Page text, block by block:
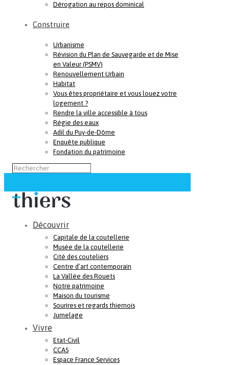
Dérogation au repos dominical
Construire
Urbanisme
Révision du Plan de Sauvegarde et de Mise
en Valeur (PSMV)
Renouvellement Urbain
Habitat
Vous êtes propriétaire et vous louez votre
logement ?
Rendre la ville accessible à tous
Régie des eaux
Adil du Puy-de-Dôme
Enquête publique
Fondation du patrimoine
Découvrir
Capitale de la coutellerie
Musée de la coutellerie
Cité des couteliers
Centre d’art contemporain
La Vallée des Rouets
Notre patrimoine
Maison du tourisme
Sourires et regards thiernois
Jumelage
Vivre
Etat-Civil
CCAS
Espace France Services